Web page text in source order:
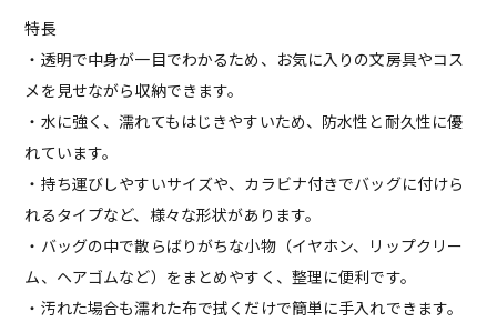
特長
・透明で中身が一目でわかるため、お気に入りの文房具やコス
メを見せながら収納できます。
・水に強く、濡れてもはじきやすいため、防水性と耐久性に優
れています。
・持ち運びしやすいサイズや、カラビナ付きでバッグに付けら
れるタイプなど、様々な形状があります。
・バッグの中で散らばりがちな小物（イヤホン、リップクリー
ム、ヘアゴムなど）をまとめやすく、整理に便利です。
・汚れた場合も濡れた布で拭くだけで簡単に手入れできます。